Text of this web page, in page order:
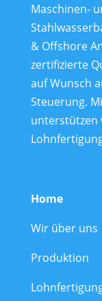
Maschinen-
& Offshore
zertifizierte
auf Wunsch
Steuerung.
unterstützen
Home
Wir über uns
Produktion